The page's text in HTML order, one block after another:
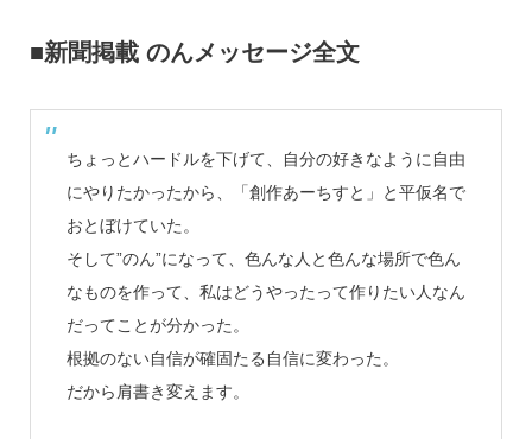
■新聞掲載 のんメッセージ全文
ちょっとハードルを下げて、自分の好きなように自由
にやりたかったから、「創作あーちすと」と平仮名で
おとぼけていた。
そして”のん”になって、色んな人と色んな場所で色ん
なものを作って、私はどうやったって作りたい人なん
だってことが分かった。
根拠のない自信が確固たる自信に変わった。
だから肩書き変えます。